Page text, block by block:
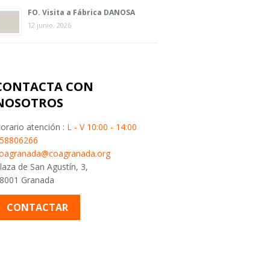
FO. Visita a Fábrica DANOSA
12 junio, 2026
CON
atención : L - V 10:00 - 14:00
de San Agustín, 3,
Granada
CONTACTAR